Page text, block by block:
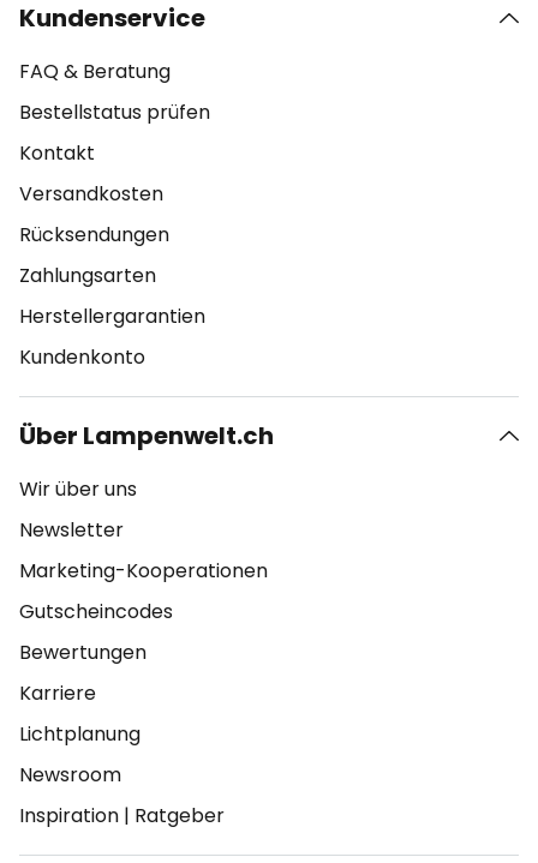
Kundenservice
FAQ & Beratung
Bestellstatus prüfen
Kontakt
Versandkosten
Rücksendungen
Zahlungsarten
Herstellergarantien
Kundenkonto
Über Lampenwelt.ch
Wir über uns
Newsletter
Marketing-Kooperationen
Gutscheincodes
Bewertungen
Karriere
Lichtplanung
Newsroom
Inspiration | Ratgeber